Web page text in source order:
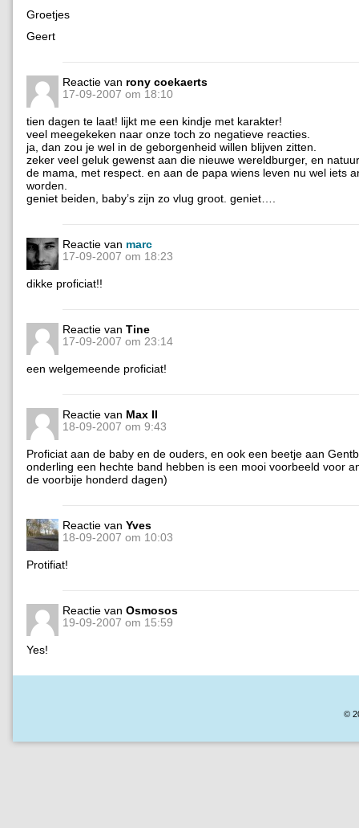
Groetjes
Geert
Reactie van rony coekaerts
17-09-2007 om 18:10
tien dagen te laat! lijkt me een kindje met karakter!
veel meegekeken naar onze toch zo negatieve reacties.
ja, dan zou je wel in de geborgenheid willen blijven zitten.
zeker veel geluk gewenst aan die nieuwe wereldburger, en
de mama, met respect. en aan de papa wiens leven nu wel iets
worden.
geniet beiden, baby’s zijn zo vlug groot. geniet….
Reactie van marc
17-09-2007 om 18:23
dikke proficiat!!
Reactie van Tine
17-09-2007 om 23:14
een welgemeende proficiat!
Reactie van Max II
18-09-2007 om 9:43
Proficiat aan de baby en de ouders, en ook een beetje aan
onderling een hechte band hebben is een mooi voorbeeld voor
de voorbije honderd dagen)
Reactie van Yves
18-09-2007 om 10:03
Protifiat!
Reactie van Osmosos
19-09-2007 om 15:59
Yes!
©